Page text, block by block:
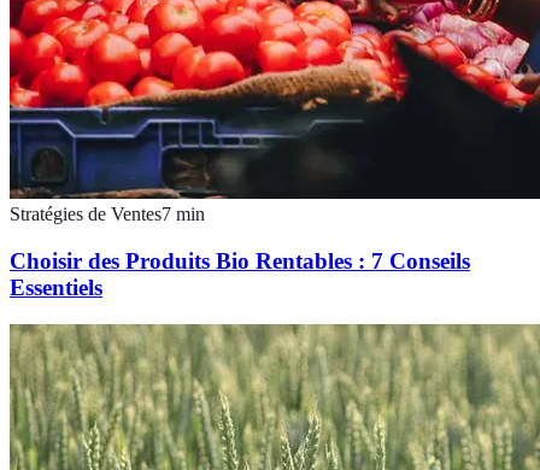
Stratégies de Ventes7 min
Choisir des Produits Bio Rentables : 7 Conseils
Essentiels